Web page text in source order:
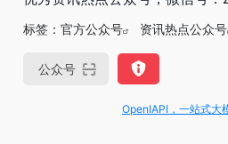
标签： 官方公众号 资讯热点公众号
公众号
OpenIAPI，一站式大模型API聚